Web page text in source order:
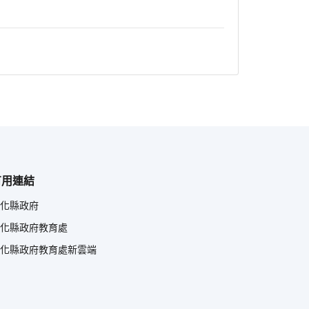
連結
縣政府
縣政府教育處
縣政府教育處新雲端